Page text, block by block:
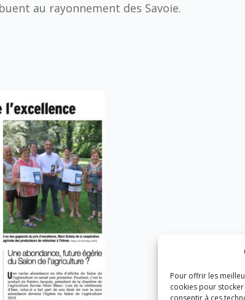
Pour offrir les
cookies pour
consentir à ces
au rayonnement des Savoie.